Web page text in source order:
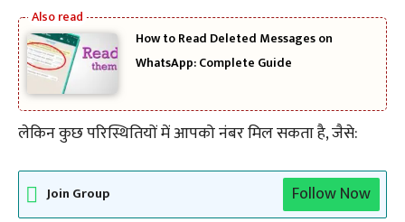
How to Read Deleted Messages on
WhatsApp: Complete Guide
लेकिन कुछ परिस्थितियों में आपको नंबर मिल सकता है, जैसे:
Join Group
Follow Now